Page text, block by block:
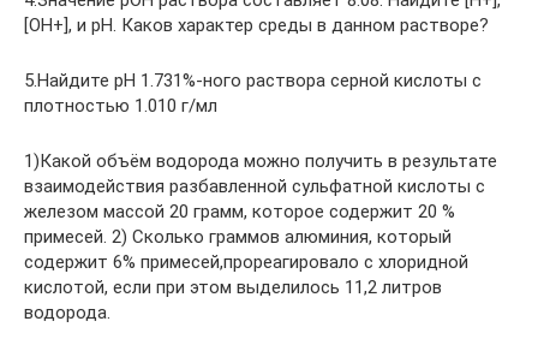
[OH+], и pH. Каков характер среды в данном растворе?
5.Найдите pH 1.731%-ного раствора серной кислоты с
плотностью 1.010 г/мл
1)Какой объём водорода можно получить в результате
взаимодействия разбавленной сульфатной кислоты с
железом массой 20 грамм, которое содержит 20 %
примесей. 2) Сколько граммов алюминия, который
содержит 6% примесей,прореагировало с хлоридной
кислотой, если при этом выделилось 11,2 литров
водорода.